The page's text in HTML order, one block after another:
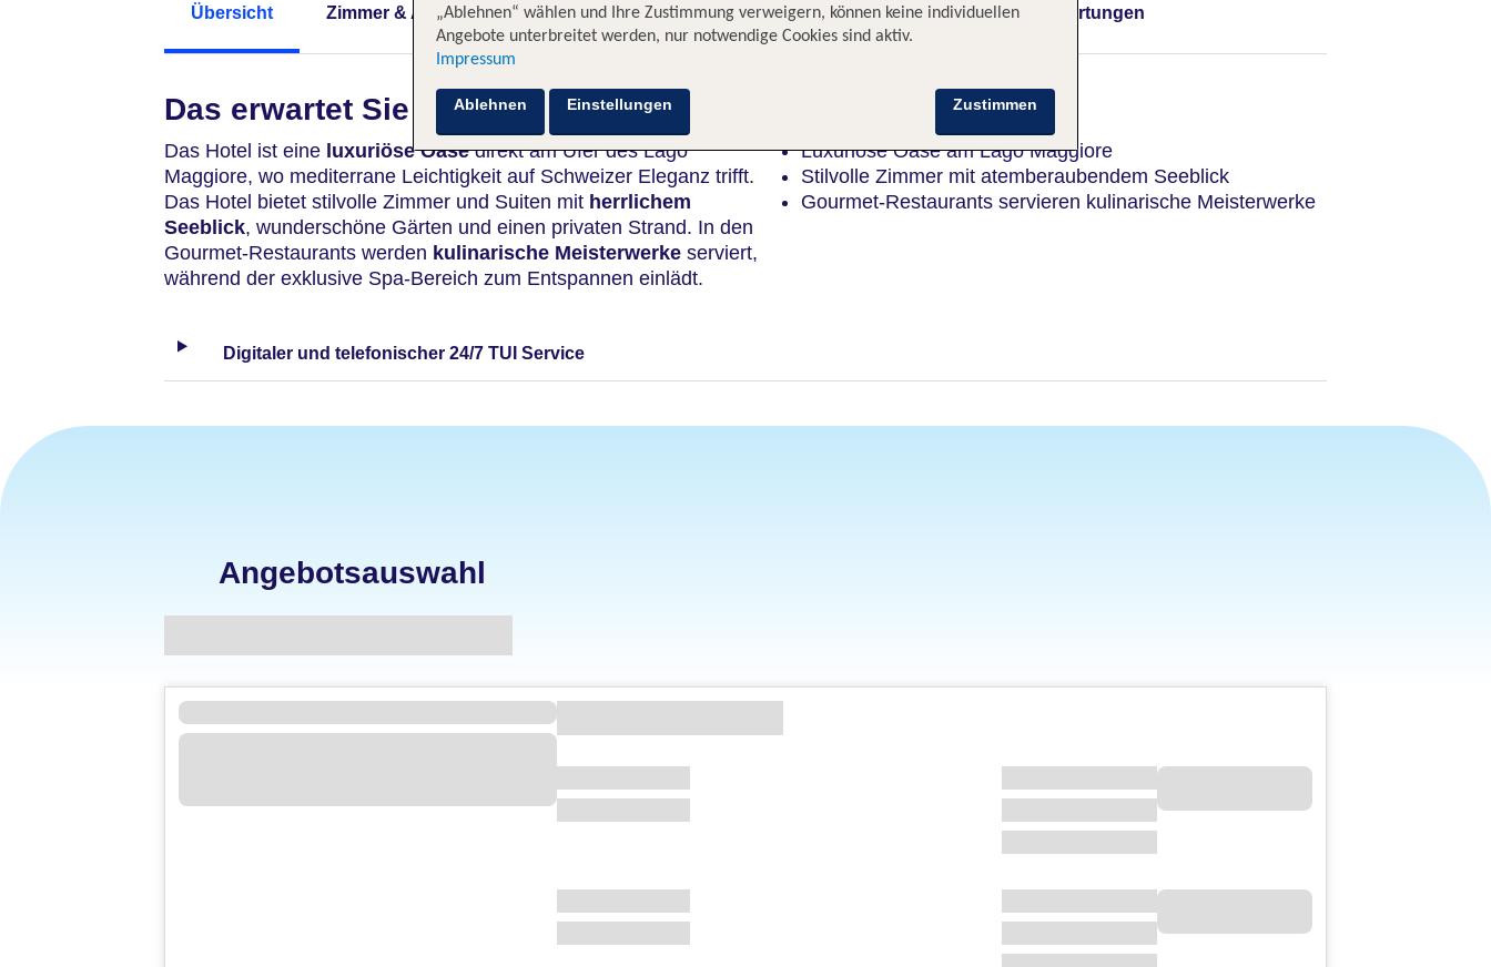
Übersicht Zimmer & Angebote Hotelinformationen Nachhaltigkeit Lage Bewertungen
Das erwartet Sie
Das Hotel ist eine luxuriöse Oasedirekt am Ufer des Lago
Maggiore, wo mediterrane Leichtigkeit auf Schweizer Eleganz trifft.
Das Hotel bietet stilvolle Zimmer und Suiten mit herrlichem
Seeblick, wunderschöne Gärten und einen privaten Strand. In den
Gourmet-Restaurants werden kulinarische Meisterwerke serviert,
während der exklusive Spa-Bereich zum Entspannen einlädt.
Luxuriöse Oase am Lago Maggiore
Stilvolle Zimmer mit atemberaubendem Seeblick
Gourmet-Restaurants servieren kulinarische Meisterwerke
Digitaler und telefonischer 24/7 TUI Service
Angebotsauswahl
„Ablehnen“ wählen und Ihre Zustimmung verweigern, können keine individuellen
Angebote unterbreitet werden, nur notwendige Cookies sind aktiv.
Impressum
Zustimmen
Ablehnen Einstellungen